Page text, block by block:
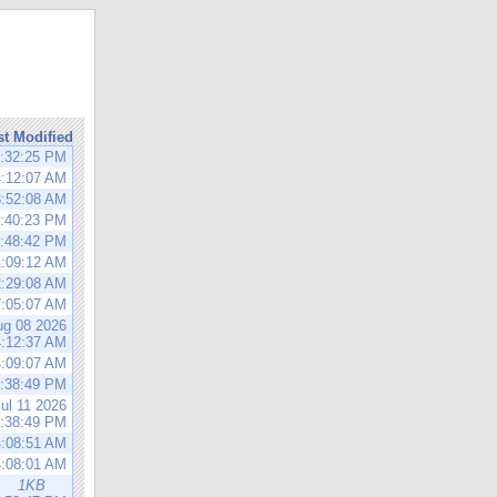
Modified
PM
AM
AM
PM
PM
AM
AM
AM
08 2026
AM
AM
PM
11 2026
PM
AM
AM
1KB